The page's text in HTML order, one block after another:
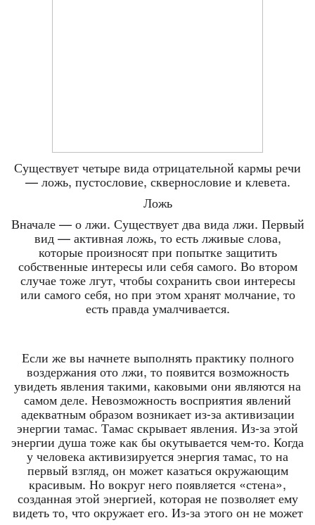
Существует четыре вида отрицательной кармы речи
— ложь, пустословие, сквернословие и клевета.
Ложь
Вначале — о лжи. Существует два вида лжи. Первый
вид — активная ложь, то есть лживые слова,
которые произносят при попытке защитить
собственные интересы или себя самого. Во втором
случае тоже лгут, чтобы сохранить свои интересы
или самого себя, но при этом хранят молчание, то
есть правда умалчивается.
Если же вы начнете выполнять практику полного
воздержания ото лжи, то появится возможность
увидеть явления такими, каковыми они являются на
самом деле. Невозможность восприятия явлений
адекватным образом возникает из-за активизации
энергии тамас. Тамас скрывает явления. Из-за этой
энергии душа тоже как бы окутывается чем-то. Когда
у человека активизируется энергия тамас, то на
первый взгляд, он может казаться окружающим
красивым. Но вокруг него появляется «стена»,
созданная этой энергией, которая не позволяет ему
видеть то, что окружает его. Из-за этого он не может